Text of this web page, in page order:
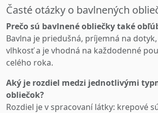
Časté otázky o bavlnených
Prečo sú bavlnené obliečky také
Bavlna je priedušná, príjemná na
vlhkosť a je vhodná na každodenné
celého roka.
Aký je rozdiel medzi jednotlivými
obliečok?
Rozdiel je v spracovaní látky: krepové